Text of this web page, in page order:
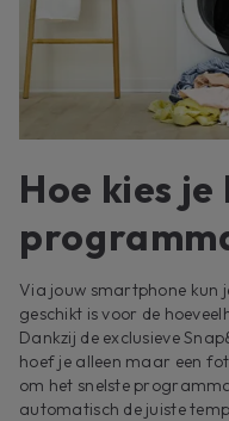
Hoe kies
Via jouw smartphone kun
geschikt is voor de
Dankzij de exclusieve
hoef je alleen maar een
om het snelste
automatisch de juiste